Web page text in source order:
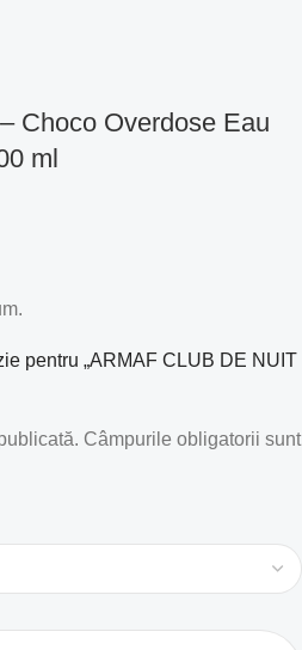
Choco Overdose Eau
ml
pentru „ARMAF CLUB DE NUIT
Câmpurile obligatorii sunt